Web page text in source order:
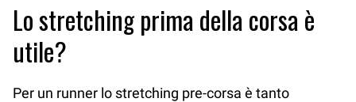
Lo stretching prima della corsa è
utile?
Per un runner lo stretching pre-corsa è tanto